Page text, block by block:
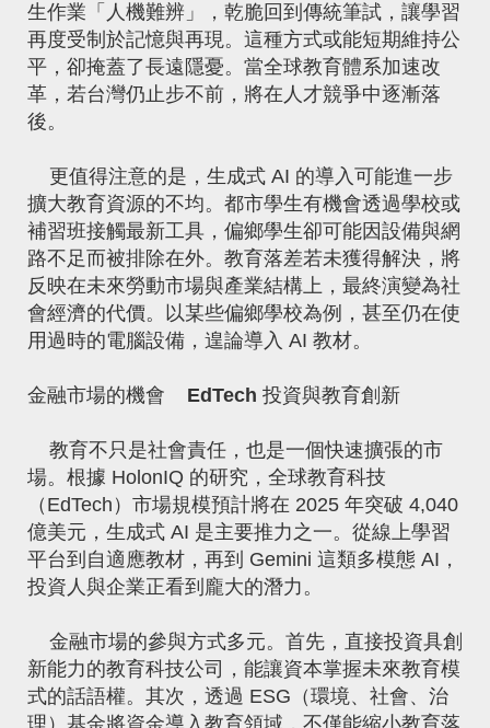
生作業「人機難辨」，乾脆回到傳統筆試，讓學習
再度受制於記憶與再現。這種方式或能短期維持公
平，卻掩蓋了長遠隱憂。當全球教育體系加速改
革，若台灣仍止步不前，將在人才競爭中逐漸落
後。
更值得注意的是，生成式 AI 的導入可能進一步
擴大教育資源的不均。都市學生有機會透過學校或
補習班接觸最新工具，偏鄉學生卻可能因設備與網
路不足而被排除在外。教育落差若未獲得解決，將
反映在未來勞動市場與產業結構上，最終演變為社
會經濟的代價。以某些偏鄉學校為例，甚至仍在使
用過時的電腦設備，遑論導入 AI 教材。
金融市場的機會 EdTech 投資與教育創新
教育不只是社會責任，也是一個快速擴張的市
場。根據 HolonIQ 的研究，全球教育科技
（EdTech）市場規模預計將在 2025 年突破 4,040
億美元，生成式 AI 是主要推力之一。從線上學習
平台到自適應教材，再到 Gemini 這類多模態 AI，
投資人與企業正看到龐大的潛力。
金融市場的參與方式多元。首先，直接投資具創
新能力的教育科技公司，能讓資本掌握未來教育模
式的話語權。其次，透過 ESG（環境、社會、治